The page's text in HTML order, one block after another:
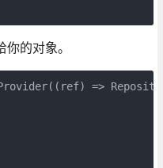
的对象。
=>